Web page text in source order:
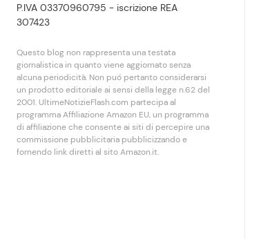
P.IVA 03370960795 - iscrizione REA
307423
Questo blog non rappresenta una testata
giornalistica in quanto viene aggiornato senza
alcuna periodicità. Non puó pertanto considerarsi
un prodotto editoriale ai sensi della legge n.62 del
2001. UltimeNotizieFlash.com partecipa al
programma Affiliazione Amazon EU, un programma
di affiliazione che consente ai siti di percepire una
commissione pubblicitaria pubblicizzando e
fornendo link diretti al sito Amazon.it.